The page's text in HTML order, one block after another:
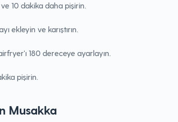
10 dakika daha pişirin.
ekleyin ve karıştırın.
180 dereceye ayarlayın.
pişirin.
Musakka